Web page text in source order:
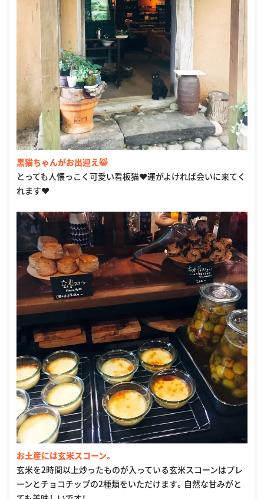
黒猫ちゃんがお出迎え😸
とっても人懐っこく可愛い看板猫❤️運がよければ会いに来てく
れます❤️
お土産には玄米スコーン。
玄米を2時間以上炒ったものが入っている玄米スコーンはプレ
ーンとチョコチップの2種類をいただけます。自然な甘みがと